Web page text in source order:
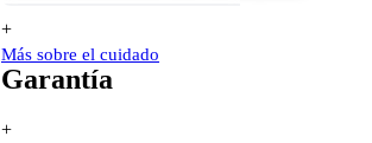
+
Más sobre el cuidado
Garantía
+